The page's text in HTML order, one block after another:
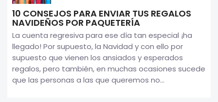
10 CONSEJOS PARA ENVIAR TUS REGALOS
NAVIDEÑOS POR PAQUETERÍA
La cuenta regresiva para ese día tan especial ¡ha
llegado! Por supuesto, la Navidad y con ello por
supuesto que vienen los ansiados y esperados
regalos, pero también, en muchas ocasiones sucede
que las personas a las que queremos no...